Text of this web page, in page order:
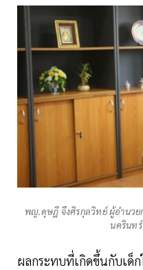
พญ.ดุษฎี จึงศิรกุลวิทย์ ผู้อำนวย
นครินท
ผลกระทบที่เกิดขึ้นกับเด็